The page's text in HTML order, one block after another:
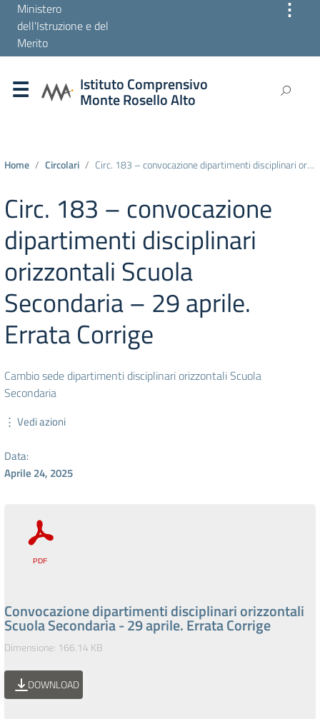
Ministero
dell'Istruzione e del
Merito
⋮
Istituto Comprensivo
Monte Rosello Alto
Home Circolari Circ. 183 – convocazione dipartimenti disciplinari orizzontali Scuola Secondaria – 29 aprile. Errata Corrige
Circ. 183 – convocazione
dipartimenti disciplinari
orizzontali Scuola
Secondaria – 29 aprile.
Errata Corrige
Cambio sede dipartimenti disciplinari orizzontali Scuola
Secondaria
⋮ Vedi azioni
Data:
Aprile 24, 2025
Convocazione dipartimenti disciplinari orizzontali
Scuola Secondaria - 29 aprile. Errata Corrige
Dimensione: 166.14 KB
DOWNLOAD